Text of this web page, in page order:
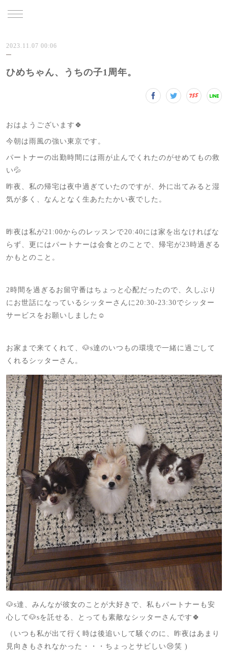
2023.11.07 00:06
ひめちゃん、うちの子1周年。
おはようございます🍀
今朝は雨風の強い東京です。
パートナーの出勤時間には雨が止んでくれたのがせめてもの救
い💦
昨夜、私の帰宅は夜中過ぎていたのですが、外に出てみると湿
気が多く、なんとなく生あたたかい夜でした。
昨夜は私が21:00からのレッスンで20:40には家を出なければな
らず、更にはパートナーは会食とのことで、帰宅が23時過ぎる
かもとのこと。
2時間を過ぎるお留守番はちょっと心配だったので、久しぶり
にお世話になっているシッターさんに20:30-23:30でシッター
サービスをお願いしました☺️
お家まで来てくれて、🐶s達のいつもの環境で一緒に過ごして
くれるシッターさん。
🐶s達、みんなが彼女のことが大好きで、私もパートナーも安
心して🐶sを託せる、とっても素敵なシッターさんです🍀
（いつも私が出て行く時は後追いして騒ぐのに、昨夜はあまり
見向きもされなかった・・・ちょっとサビしい😢笑 )